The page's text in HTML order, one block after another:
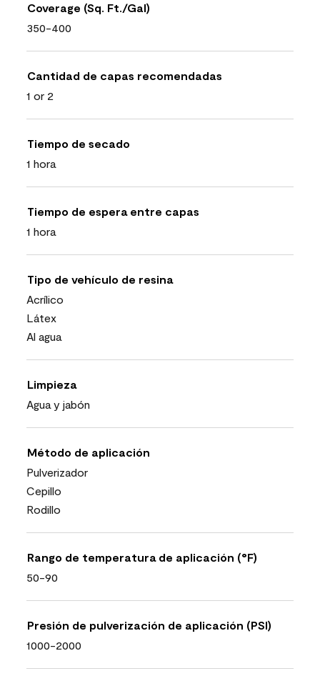
Coverage (Sq. Ft./Gal)
350-400
Cantidad de capas recomendadas
1 or 2
Tiempo de secado
1 hora
Tiempo de espera entre capas
1 hora
Tipo de vehículo de resina
Acrílico
Látex
Al agua
Limpieza
Agua y jabón
Método de aplicación
Pulverizador
Cepillo
Rodillo
Rango de temperatura de aplicación (°F)
50-90
Presión de pulverización de aplicación (PSI)
1000-2000